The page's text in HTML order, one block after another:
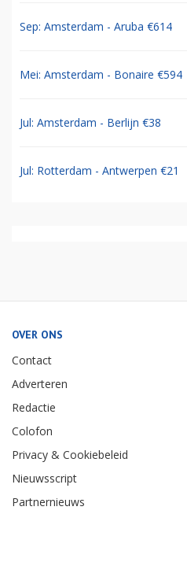
Sep: Amsterdam - Aruba €614
Mei: Amsterdam - Bonaire €594
Jul: Amsterdam - Berlijn €38
Jul: Rotterdam - Antwerpen €21
OVER ONS
Contact
Adverteren
Redactie
Colofon
Privacy & Cookiebeleid
Nieuwsscript
Partnernieuws